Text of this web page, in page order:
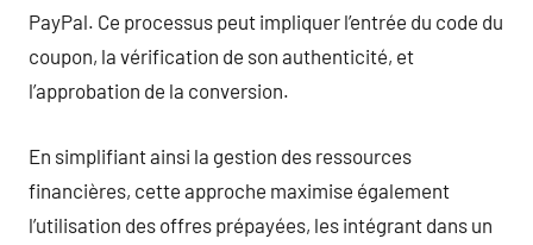
PayPal. Ce processus peut impliquer l’entrée du code du
coupon, la vérification de son authenticité, et
l’approbation de la conversion.
En simplifiant ainsi la gestion des ressources
financières, cette approche maximise également
l’utilisation des offres prépayées, les intégrant dans un